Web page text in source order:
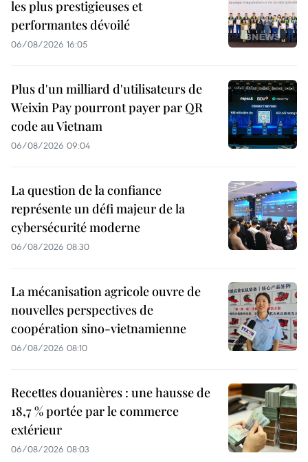
les plus prestigieuses et
performantes dévoilé
06/08/2026 16:05
Plus d'un milliard d'utilisateurs de
Weixin Pay pourront payer par QR
code au Vietnam
06/08/2026 09:04
La question de la confiance
représente un défi majeur de la
cybersécurité moderne
06/08/2026 08:30
La mécanisation agricole ouvre de
nouvelles perspectives de
coopération sino-vietnamienne
06/08/2026 08:10
Recettes douanières : une hausse de
18,7 % portée par le commerce
extérieur
06/08/2026 08:03